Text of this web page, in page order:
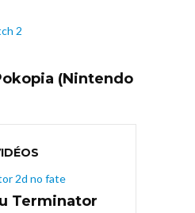
(Nintendo
Terminator